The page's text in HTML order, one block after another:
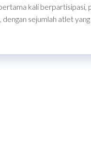
kali berpartisipasi,
sejumlah atlet